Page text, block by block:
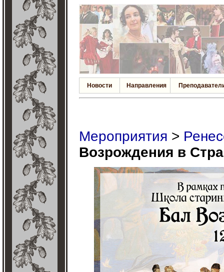
Новости Направления
Мероприятия >
Возрождения в